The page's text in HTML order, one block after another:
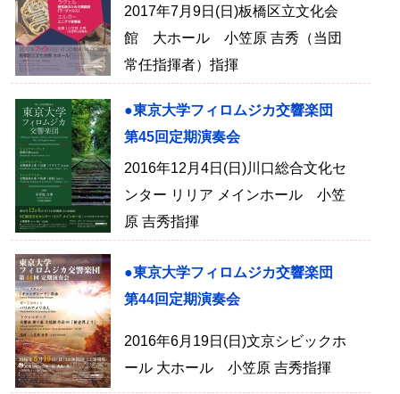
2017年7月9日(日)板橋区立文化会
館 大ホール 小笠原 吉秀（当団
常任指揮者）指揮
●東京大学フィロムジカ交響楽団
第45回定期演奏会
2016年12月4日(日)川口総合文化セ
ンター リリア メインホール 小笠
原 吉秀指揮
●東京大学フィロムジカ交響楽団
第44回定期演奏会
2016年6月19日(日)文京シビックホ
ール 大ホール 小笠原 吉秀指揮